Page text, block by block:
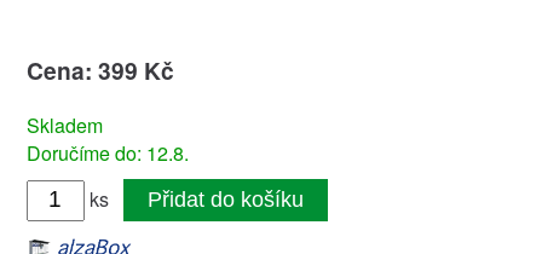
Cena: 399 Kč
Skladem
Doručíme do: 12.8.
ks
Přidat do košíku